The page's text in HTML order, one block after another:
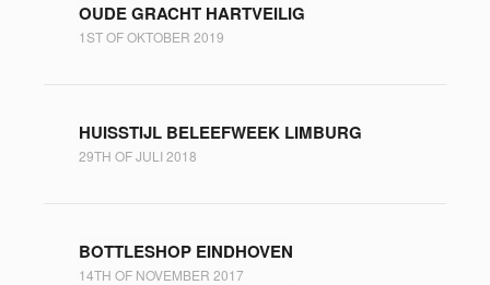
OUDE GRACHT HARTVEILIG
1ST OF OKTOBER 2019
HUISSTIJL BELEEFWEEK LIMBURG
29TH OF JULI 2018
BOTTLESHOP EINDHOVEN
14TH OF NOVEMBER 2017